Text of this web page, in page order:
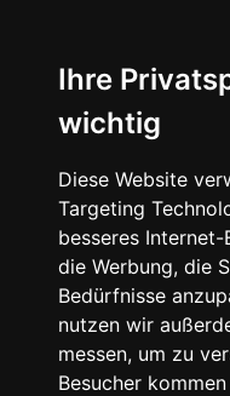
Ihre
wichtig
Diese Website
Targeting
besseres
die Werbung, die
Bedürfnisse
nutzen wir
messen, um zu
Besucher